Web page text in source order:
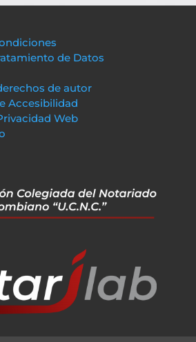
de Datos
de autor
Accesibilidad
Web